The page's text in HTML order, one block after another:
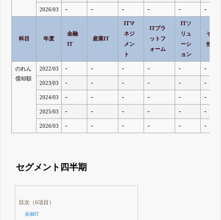
2026/03 - - - - - -
科目 年度
金融
IT
産業IT
ITマ
ネジ
メン
ト
ITプラ
ットフ
ォーム
ITソ
リュ
ーシ
ョン
その
他
のれん
償却額
2022/03 - - - - - -
2023/03 - - - - - -
2024/03 - - - - - -
2025/03 - - - - - -
2026/03 - - - - - -
セグメント四半期
目次（6項目）
金融IT